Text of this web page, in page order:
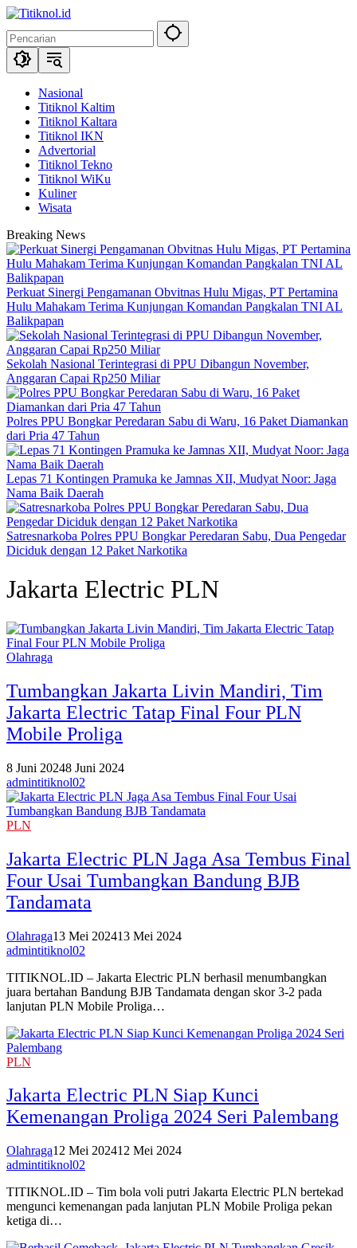
Langsung
konten
Nasional
Titiknol Kaltim
Titiknol Kaltara
Titiknol IKN
Advertorial
Titiknol Tekno
Titiknol WiKu
Kuliner
Wisata
Breaking News
Perkuat Sinergi Pengamanan Obvitnas Hulu Migas, PT Pertamina
Hulu Mahakam Terima Kunjungan Komandan Pangkalan TNI AL
Balikpapan
Sekolah Nasional Terintegrasi di PPU Dibangun November,
Anggaran Capai Rp250 Miliar
Polres PPU Bongkar Peredaran Sabu di Waru, 16 Paket Diamankan
dari Pria 47 Tahun
Lepas 71 Kontingen Pramuka ke Jamnas XII, Mudyat Noor: Jaga
Nama Baik Daerah
Satresnarkoba Polres PPU Bongkar Peredaran Sabu, Dua Pengedar
Diciduk dengan 12 Paket Narkotika
Jakarta Electric PLN
Olahraga
Tumbangkan Jakarta Livin Mandiri, Tim
Jakarta Electric Tatap Final Four PLN
Mobile Proliga
8 Juni 20248 Juni 2024
admintitiknol02
PLN
Jakarta Electric PLN Jaga Asa Tembus Final
Four Usai Tumbangkan Bandung BJB
Tandamata
Olahraga13 Mei 202413 Mei 2024
admintitiknol02
TITIKNOL.ID – Jakarta Electric PLN berhasil menumbangkan
juara bertahan Bandung BJB Tandamata dengan skor 3-2 pada
lanjutan PLN Mobile Proliga…
PLN
Jakarta Electric PLN Siap Kunci
Kemenangan Proliga 2024 Seri Palembang
Olahraga12 Mei 202412 Mei 2024
admintitiknol02
TITIKNOL.ID – Tim bola voli putri Jakarta Electric PLN bertekad
mengunci kemenangan pada lanjutan PLN Mobile Proliga pekan
ketiga di…